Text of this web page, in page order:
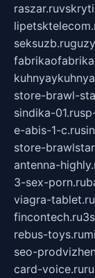
raszar.ru
seksuzb.ru
store-brawl-
sindika-01.ru
e-abis-1-c.ru
store-
antenna-
3-sex-porn.ru
viagra-tablet.ru
fincontech.ru
rebus-toys.ru
seo-
card-voice.ru